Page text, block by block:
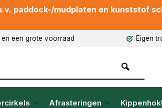
paddock-/mudplaten en kunststof
en een grote voorraad Eigen
Afrasteringen